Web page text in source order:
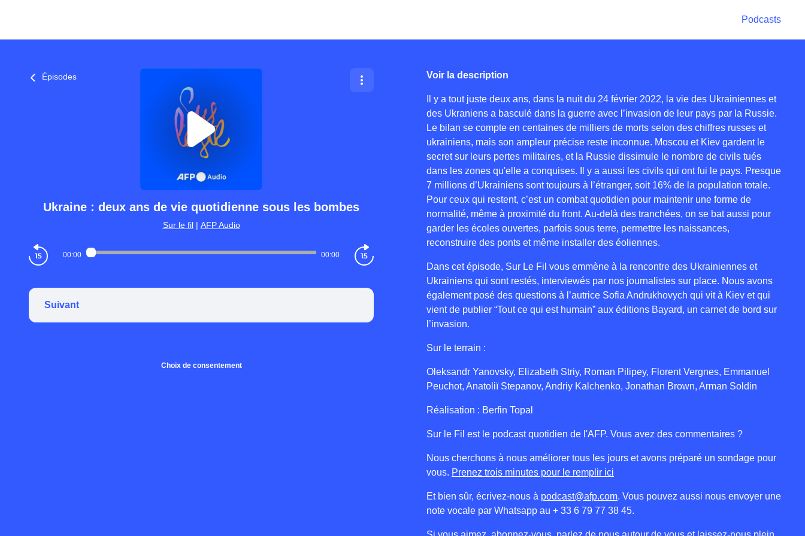
Podcasts
Épisodes
Ukraine : deux ans de vie quotidienne sous les bombes
Sur le fil | AFP Audio
00:00 00:00
Suivant
Choix de consentement
Voir la description
Il y a tout juste deux ans, dans la nuit du 24 février 2022, la vie des Ukrainiennes et
des Ukraniens a basculé dans la guerre avec l’invasion de leur pays par la Russie.
Le bilan se compte en centaines de milliers de morts selon des chiffres russes et
ukrainiens, mais son ampleur précise reste inconnue. Moscou et Kiev gardent le
secret sur leurs pertes militaires, et la Russie dissimule le nombre de civils tués
dans les zones qu'elle a conquises. Il y a aussi les civils qui ont fui le pays. Presque
7 millions d’Ukrainiens sont toujours à l’étranger, soit 16% de la population totale.
Pour ceux qui restent, c’est un combat quotidien pour maintenir une forme de
normalité, même à proximité du front. Au-delà des tranchées, on se bat aussi pour
garder les écoles ouvertes, parfois sous terre, permettre les naissances,
reconstruire des ponts et même installer des éoliennes.
Dans cet épisode, Sur Le Fil vous emmène à la rencontre des Ukrainiennes et
Ukrainiens qui sont restés, interviewés par nos journalistes sur place. Nous avons
également posé des questions à l’autrice Sofia Andrukhovych qui vit à Kiev et qui
vient de publier “Tout ce qui est humain” aux éditions Bayard, un carnet de bord sur
l’invasion.
Sur le terrain :
Oleksandr Yanovsky, Elizabeth Striy, Roman Pilipey, Florent Vergnes, Emmanuel
Peuchot, Anatoliï Stepanov, Andriy Kalchenko, Jonathan Brown, Arman Soldin
Réalisation : Berfin Topal
Sur le Fil est le podcast quotidien de l'AFP. Vous avez des commentaires ?
Nous cherchons à nous améliorer tous les jours et avons préparé un sondage pour
vous. Prenez trois minutes pour le remplir ici
Et bien sûr, écrivez-nous à podcast@afp.com. Vous pouvez aussi nous envoyer une
note vocale par Whatsapp au + 33 6 79 77 38 45.